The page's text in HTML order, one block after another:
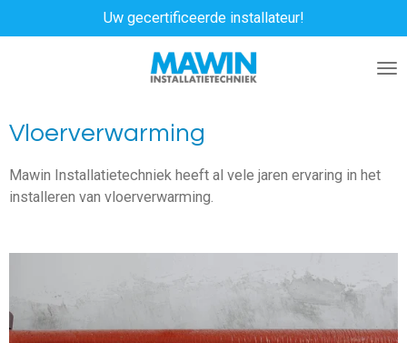
direct
Uw gecertificeerde installateur!
Vloerverwarming
Mawin Installatietechniek heeft al vele jaren ervaring in het
installeren van vloerverwarming.